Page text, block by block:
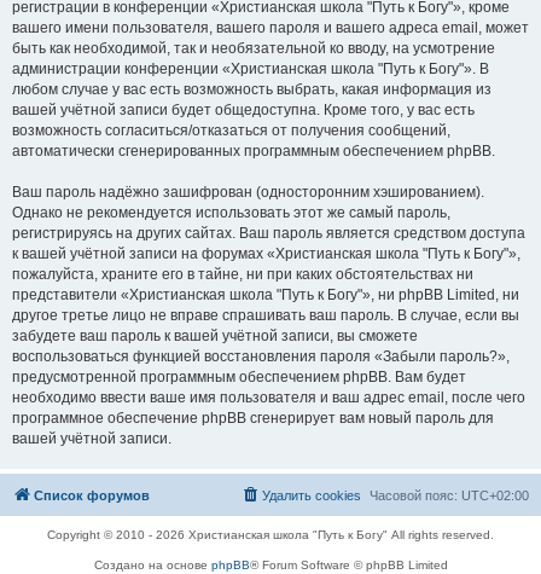
регистрации в конференции «Христианская школа "Путь к Богу"», кроме
вашего имени пользователя, вашего пароля и вашего адреса email, может
быть как необходимой, так и необязательной ко вводу, на усмотрение
администрации конференции «Христианская школа "Путь к Богу"». В
любом случае у вас есть возможность выбрать, какая информация из
вашей учётной записи будет общедоступна. Кроме того, у вас есть
возможность согласиться/отказаться от получения сообщений,
автоматически сгенерированных программным обеспечением phpBB.
Ваш пароль надёжно зашифрован (односторонним хэшированием).
Однако не рекомендуется использовать этот же самый пароль,
регистрируясь на других сайтах. Ваш пароль является средством доступа
к вашей учётной записи на форумах «Христианская школа "Путь к Богу"»,
пожалуйста, храните его в тайне, ни при каких обстоятельствах ни
представители «Христианская школа "Путь к Богу"», ни phpBB Limited, ни
другое третье лицо не вправе спрашивать ваш пароль. В случае, если вы
забудете ваш пароль к вашей учётной записи, вы сможете
воспользоваться функцией восстановления пароля «Забыли пароль?»,
предусмотренной программным обеспечением phpBB. Вам будет
необходимо ввести ваше имя пользователя и ваш адрес email, после чего
программное обеспечение phpBB сгенерирует вам новый пароль для
вашей учётной записи.
Список форумов Часовой пояс: UTC+02:00
Удалить cookies
Copyright © 2010 - 2026 Христианская школа "Путь к Богу" All rights reserved.
Создано на основе phpBB® Forum Software © phpBB Limited